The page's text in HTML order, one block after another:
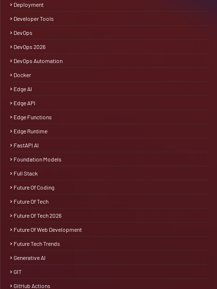
Deployment
Developer Tools
DevOps
DevOps 2026
DevOps Automation
Docker
Edge AI
Edge API
Edge Functions
Edge Runtime
FastAPI AI
Foundation Models
Full Stack
Future Of Coding
Future Of Tech
Future Of Tech 2026
Future Of Web Development
Future Tech Trends
Generative AI
GIT
GitHub Actions